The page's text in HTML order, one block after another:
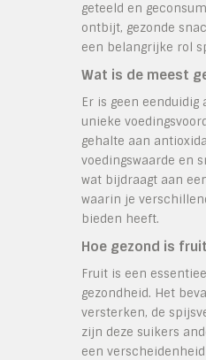
geteeld en
ontbijt, gezonde
een belangrijke rol
Wat is de meest
Er is geen
unieke
gehalte aan
voedingswaarde en
wat bijdraagt aan
waarin je
bieden heeft.
Hoe gezond is
Fruit is een
gezondheid. Het
versterken, de
zijn deze suikers
een